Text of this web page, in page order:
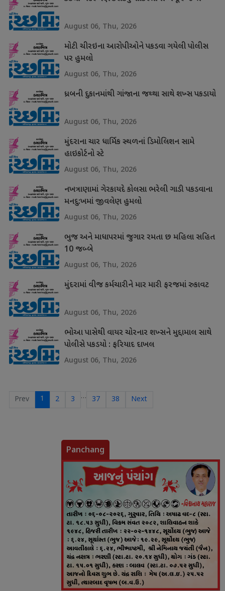
August 06, Thu, 2026
મોટી ચીરઇના આરોપીઓને પકડવા ગયેલી પોલીસ
પર હુમલો
August 06, Thu, 2026
ધ્રબની દુકાનમાંથી ગાંજાના જથ્થા સાથે શખ્સ પકડાયો
August 06, Thu, 2026
મુંદરાના ચાર ધાર્મિક સ્થળનાં ડિમોલિશન સામે
હાઇકોર્ટનો સ્ટે
August 06, Thu, 2026
નખત્રાણામાં ગેરકાયદે કોલસા ભરેલી ગાડી પકડવાના
મનદુ:ખમાં જીવલેણ હુમલો
August 06, Thu, 2026
ભુજ અને માધાપરમાં જુગાર રમતા છ મહિલા સહિત
10 જબ્બે
August 06, Thu, 2026
મુંદરામાં વીજ કર્મચારીને માર મારી ફરજમાં રુકાવટ
August 06, Thu, 2026
ભોઆ પાસેથી વાયર ચોરનાર શખ્સને મુદ્દામાલ સાથે
પોલીસે પકડયો : ફરિયાદ દાખલ
August 06, Thu, 2026
Prev 1 2 3 … 37 38 Next
Panchang